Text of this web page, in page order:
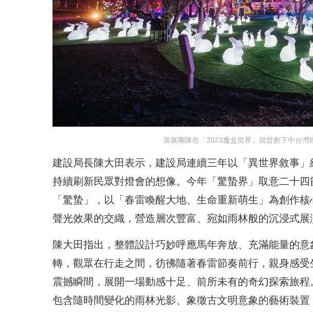
策展團隊在「2023魔盒世界」就曾創下中台灣
建設局長陳大田表示，建設局連續三年以「異世界敘事
持續刷新民眾對燈會的想像。今年「驚蟄界」取意二十
「驚蟄」，以「春雷喚醒大地、生命重新萌生」為創作
聲光效果的交織，營造層次豐富、宛如雨林般的沉浸式展
陳大田指出，整體設計巧妙呼應馬年奔放、充滿能量的
轉，觀眾在行走之間，彷彿隨著春雷節奏前行，親身感
震撼瞬間，展開一場動感十足、前所未有的奇幻探索旅
包含隨時間變化的雨林光影、象徵古文明意象的藝術裝